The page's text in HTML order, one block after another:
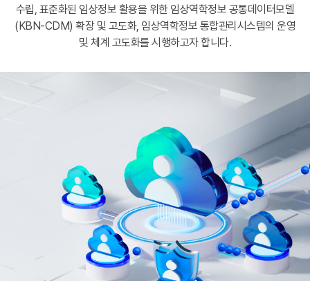
수립, 표준화된 임상정보 활용을 위한 임상역학정보 공통데이터모델
(KBN-CDM) 확장 및 고도화, 임상역학정보 통합관리시스템의 운영
및 체계 고도화를 시행하고자 합니다.